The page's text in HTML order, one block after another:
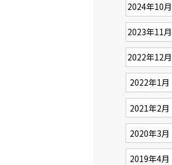
2024年10月
2023年11月
2022年12月
2022年1月
2021年2月
2020年3月
2019年4月